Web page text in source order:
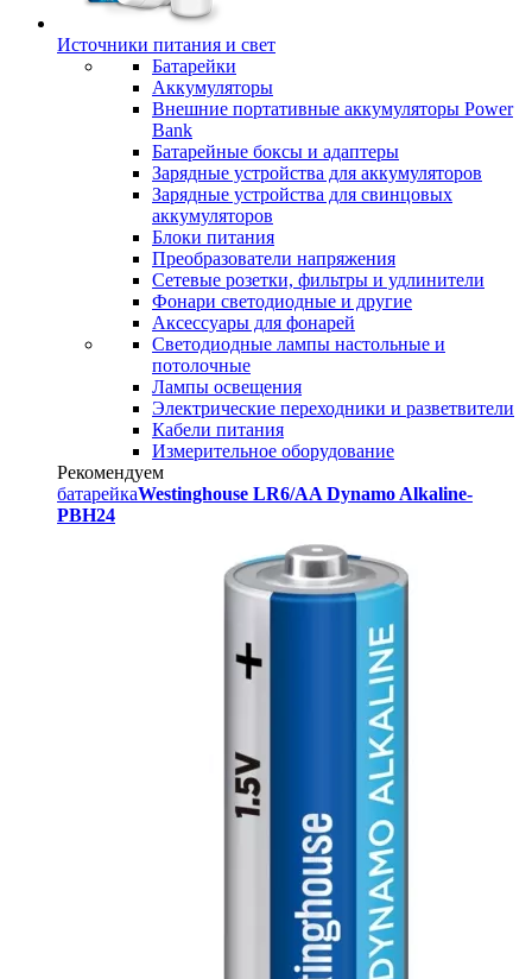
Источники питания и свет
Батарейки
Аккумуляторы
Внешние портативные аккумуляторы Power
Bank
Батарейные боксы и адаптеры
Зарядные устройства для аккумуляторов
Зарядные устройства для свинцовых
аккумуляторов
Блоки питания
Преобразователи напряжения
Сетевые розетки, фильтры и удлинители
Фонари светодиодные и другие
Аксессуары для фонарей
Светодиодные лампы настольные и
потолочные
Лампы освещения
Электрические переходники и разветвители
Кабели питания
Измерительное оборудование
Рекомендуем
батарейкаWestinghouse LR6/AA Dynamo Alkaline-
PBH24